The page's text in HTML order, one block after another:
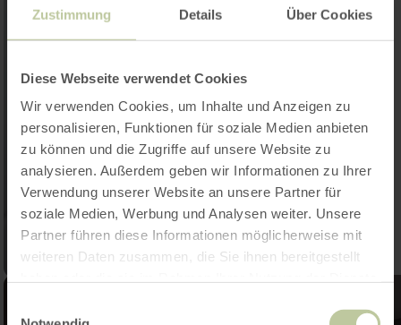
Zustimmung Details Über Cookies
Diese Webseite verwendet Cookies
Wir verwenden Cookies, um Inhalte und Anzeigen zu
personalisieren, Funktionen für soziale Medien anbieten
zu können und die Zugriffe auf unsere Website zu
analysieren. Außerdem geben wir Informationen zu Ihrer
Verwendung unserer Website an unsere Partner für
soziale Medien, Werbung und Analysen weiter. Unsere
Partner führen diese Informationen möglicherweise mit
weiteren Daten zusammen, die Sie ihnen bereitgestellt